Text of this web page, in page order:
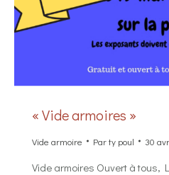
« Vide armoires »
Vide armoire Party poul 30
Vide armoires Ouvert à tous,